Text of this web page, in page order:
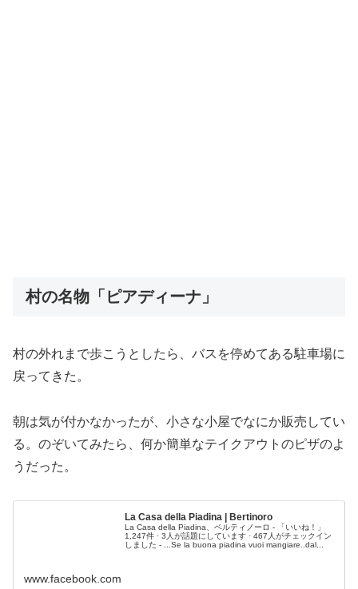
村の名物「ピアディーナ」
村の外れまで歩こうとしたら、バスを停めてある駐車場に
戻ってきた。
朝は気が付かなかったが、小さな小屋でなにか販売してい
る。のぞいてみたら、何か簡単なテイクアウトのピザのよ
うだった。
La Casa della Piadina | Bertinoro
La Casa della Piadina、ベルティノーロ - 「いいね！」
1,247件 · 3人が話題にしています · 467人がチェックイン
しました - ...Se la buona piadina vuoi mangiare..dal...
www.facebook.com